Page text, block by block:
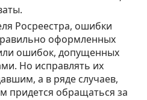
оформленных
ошибок, допущенных
Но исправлять их
а в ряде случаев,
придется обращаться за